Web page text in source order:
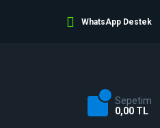
WhatsApp Destek
Sepetim
0,00 TL